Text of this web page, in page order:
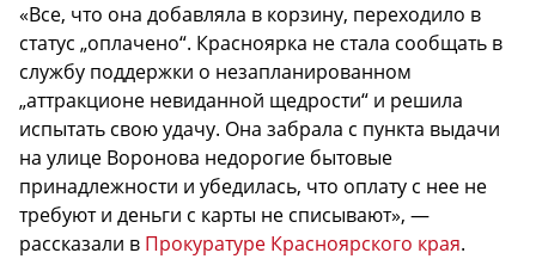
«Все, что она добавляла в корзину, переходило в
статус „оплачено“. Красноярка не стала сообщать в
службу поддержки о незапланированном
„аттракционе невиданной щедрости“ и решила
испытать свою удачу. Она забрала с пункта выдачи
на улице Воронова недорогие бытовые
принадлежности и убедилась, что оплату с нее не
требуют и деньги с карты не списывают», —
рассказали в Прокуратуре Красноярского края.